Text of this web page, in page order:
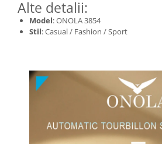
Alte detalii:
Model: ONOLA 3854
Stil: Casual / Fashion / Sport